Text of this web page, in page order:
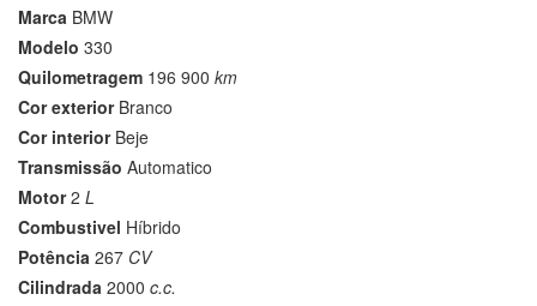
Marca BMW
Modelo 330
Quilometragem 196 900 km
Cor exterior Branco
Cor interior Beje
Transmissão Automatico
Motor 2 L
Combustivel Híbrido
Potência 267 CV
Cilindrada 2000 c.c.